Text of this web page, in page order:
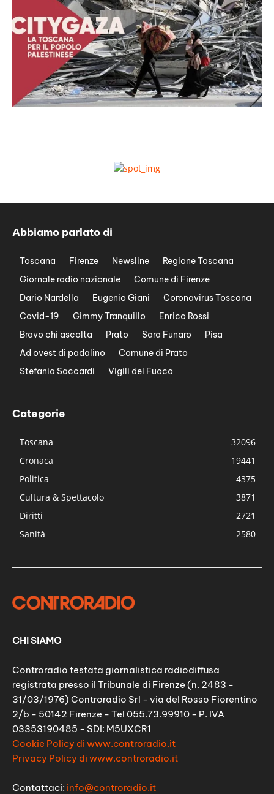
Abbiamo parlato di
Toscana Firenze Newsline
Regione Toscana
Giornale radio nazionale
Comune di Firenze
Dario Nardella
Eugenio Giani
Coronavirus Toscana
Covid-19
Gimmy Tranquillo
Enrico Rossi
Bravo chi ascolta
Prato Sara Funaro
Pisa
Ad ovest di padalino
Comune di Prato
Stefania Saccardi
Vigili del Fuoco
Categorie
Toscana
32096
Cronaca
19441
Politica
4375
Cultura & Spettacolo
3871
Diritti
2721
Sanità
2580
CHI SIAMO
Controradio testata giornalistica radiodiffusa
registrata presso il Tribunale di Firenze (n. 2483 -
31/03/1976) Controradio Srl - via del Rosso Fiorentino
2/b - 50142 Firenze - Tel 055.73.99910 - P. IVA
03353190485 - SDI: M5UXCR1
Cookie Policy di www.controradio.it
Privacy Policy di www.controradio.it
Contattaci: info@controradio.it